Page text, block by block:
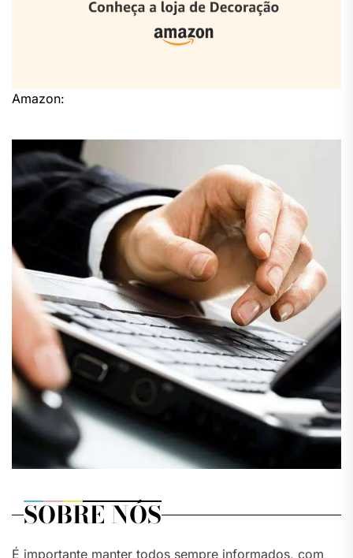
Amazon:
SOBRE NÓS
É importante manter todos sempre informados, com